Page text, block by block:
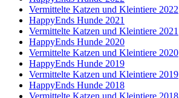
Vermittelte Katzen und Kleintiere 2022
HappyEnds Hunde 2021
Vermittelte Katzen und Kleintiere 2021
HappyEnds Hunde 2020
Vermittelte Katzen und Kleintiere 2020
HappyEnds Hunde 2019
Vermittelte Katzen und Kleintiere 2019
HappyEnds Hunde 2018
Vermittelte Katzen und Kleintiere 2018